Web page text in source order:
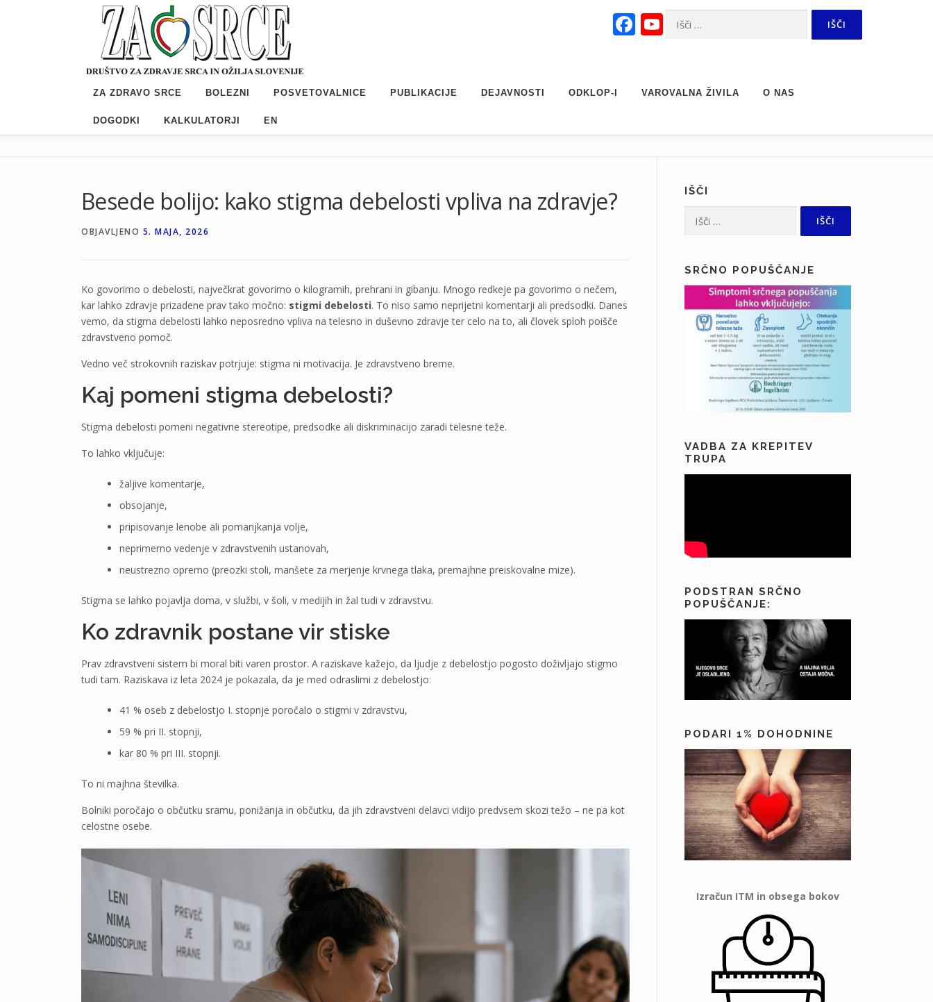
Facebook
YouTube
Išči:
ZA ZDRAVO SRCE BOLEZNI POSVETOVALNICE PUBLIKACIJE DEJAVNOSTI ODKLOP-I VAROVALNA ŽIVILA O NAS
DOGODKI KALKULATORJI EN
Besede bolijo: kako stigma debelosti vpliva na zdravje?
OBJAVLJENO 5. MAJA, 2026
Ko govorimo o debelosti, največkrat govorimo o kilogramih, prehrani in gibanju. Mnogo redkeje pa govorimo o nečem,
kar lahko zdravje prizadene prav tako močno: stigmi debelosti. To niso samo neprijetni komentarji ali predsodki. Danes
vemo, da stigma debelosti lahko neposredno vpliva na telesno in duševno zdravje ter celo na to, ali človek sploh poišče
zdravstveno pomoč.
Vedno več strokovnih raziskav potrjuje: stigma ni motivacija. Je zdravstveno breme.
Kaj pomeni stigma debelosti?
Stigma debelosti pomeni negativne stereotipe, predsodke ali diskriminacijo zaradi telesne teže.
To lahko vključuje:
žaljive komentarje,
obsojanje,
pripisovanje lenobe ali pomanjkanja volje,
neprimerno vedenje v zdravstvenih ustanovah,
neustrezno opremo (preozki stoli, manšete za merjenje krvnega tlaka, premajhne preiskovalne mize).
Stigma se lahko pojavlja doma, v službi, v šoli, v medijih in žal tudi v zdravstvu.
Ko zdravnik postane vir stiske
Prav zdravstveni sistem bi moral biti varen prostor. A raziskave kažejo, da ljudje z debelostjo pogosto doživljajo stigmo
tudi tam. Raziskava iz leta 2024 je pokazala, da je med odraslimi z debelostjo:
41 % oseb z debelostjo I. stopnje poročalo o stigmi v zdravstvu,
59 % pri II. stopnji,
kar 80 % pri III. stopnji.
To ni majhna številka.
Bolniki poročajo o občutku sramu, ponižanja in občutku, da jih zdravstveni delavci vidijo predvsem skozi težo – ne pa kot
celostne osebe.
IŠČI
Išči:
SRČNO POPUŠČANJE
VADBA ZA KREPITEV
TRUPA
PODSTRAN SRČNO
POPUŠČANJE:
PODARI 1% DOHODNINE
Izračun ITM in obsega bokov